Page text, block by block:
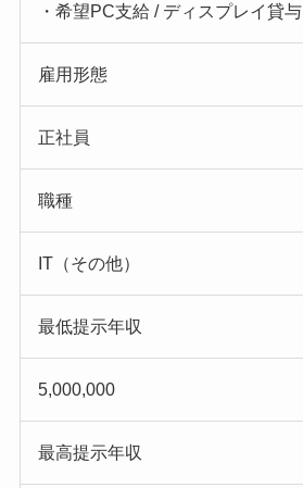
・希望PC支給 / ディスプレイ貸与
雇用形態
正社員
職種
IT（その他）
最低提示年収
5,000,000
最高提示年収